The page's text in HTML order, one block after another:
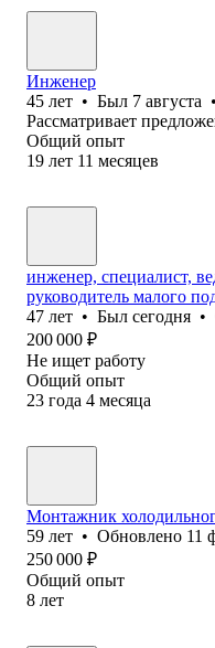
Инженер
45 лет • Был 7 августа •
Рассматривает
Общий опыт
19 лет 11 месяцев
инженер, специалист,
руководитель малого
47 лет • Был сегодня •
200 000 ₽
Не ищет работу
Общий опыт
23 года 4 месяца
Монтажник
59 лет • Обновлено 11
250 000 ₽
Общий опыт
8 лет